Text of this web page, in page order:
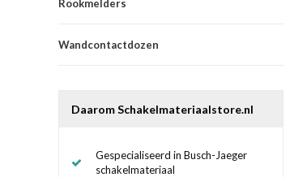
Rookmelders
Wandcontactdozen
Daarom Schakelmateriaalstore.nl
Gespecialiseerd in Busch-Jaeger
schakelmateriaal